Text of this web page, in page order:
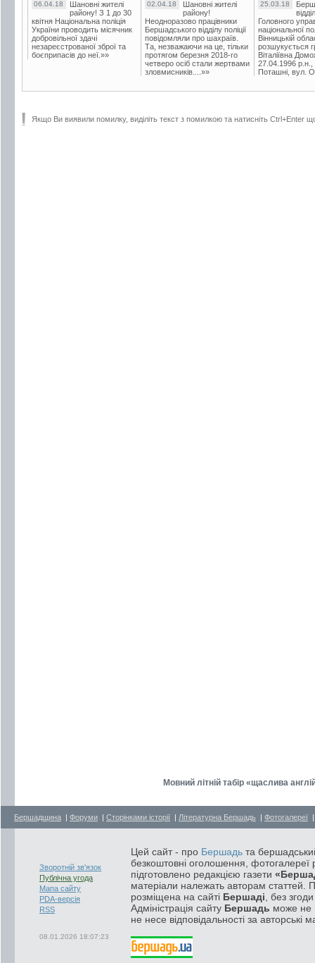
06.04.18
Шановні жителі
району! З 1 до 30
квітня Національна поліція
України проводить місячник
добровільної здачі
незареєстрованої зброї та
боєприпасів до неї.»»
02.04.18
Шановні жителі
району!
Неодноразово працівники
Бершадського відділу поліції
повідомляли про шахраїв.
Та, незважаючи на це, тільки
протягом березня 2018-го
четверо осіб стали жертвами
зловмисників....»»
25.03.18
Головного
національної
Вінницькій
розшукується
Віталіївна
27.04.1996 р.н.,
Поташні, вул.
Якщо Ви виявили помилку, виділіть текст з помилкою та натисніть Ctrl+Enter
Мовний літній табір «щаслива
Бершадщина | Форуми | Сторінками історії | Літературна Бершадь | Фотогалереї
Зворотній зв'язок
Публічна угода
Мапа сайту
PDA-версія
RSS
08.01.2026 18:07:23
Цей сайт - про Бершадь та
безкоштовні оголошення, фотогалереї
підготовлено редакцією газети
матеріали належать авторам статтей.
розміщена на сайті Бершаді , без
Адміністрація сайту Бершадь може не
не несе відповідальності за авторські